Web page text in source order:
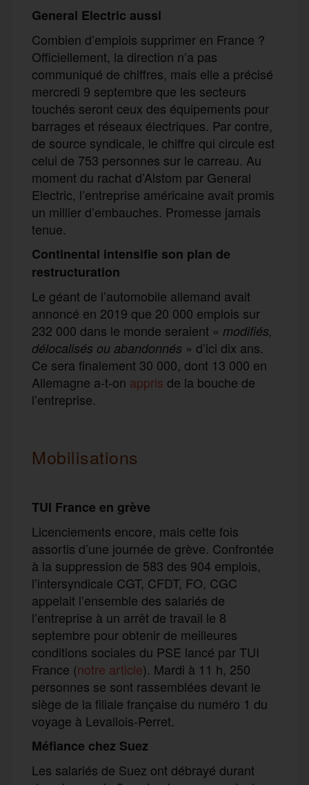
General Electric aussi
Combien d’emplois supprimer en France ?
Officiellement, la direction n’a pas
communiqué de chiffres, mais elle a précisé
mercredi 9 septembre que les secteurs
touchés seront ceux des équipements pour
barrages et réseaux électriques. Par contre,
de source syndicale, le chiffre qui circule est
celui de 753 personnes sur le carreau. Au
moment du rachat d’Alstom par General
Electric, l’entreprise américaine avait promis
un millier d’embauches. Promesse jamais
tenue.
Continental intensifie son plan de
restructuration
Le géant de l’automobile allemand avait
annoncé en 2019 que 20 000 emplois sur
232 000 dans le monde seraient « modifiés,
délocalisés ou abandonnés » d’ici dix ans.
Ce sera finalement 30 000, dont 13 000 en
Allemagne a-t-on appris de la bouche de
l’entreprise.
Mobilisations
TUI France en grève
Licenciements encore, mais cette fois
assortis d’une journée de grève. Confrontée
à la suppression de 583 des 904 emplois,
l’intersyndicale CGT, CFDT, FO, CGC
appelait l’ensemble des salariés de
l’entreprise à un arrêt de travail le 8
septembre pour obtenir de meilleures
conditions sociales du PSE lancé par TUI
France (notre article). Mardi à 11 h, 250
personnes se sont rassemblées devant le
siège de la filiale française du numéro 1 du
voyage à Levallois-Perret.
Méfiance chez Suez
Les salariés de Suez ont débrayé durant